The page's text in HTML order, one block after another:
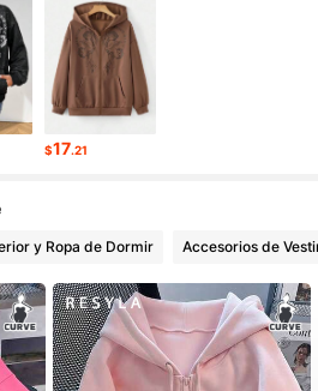
$17.21
y Ropa de Dormir Accesorios de